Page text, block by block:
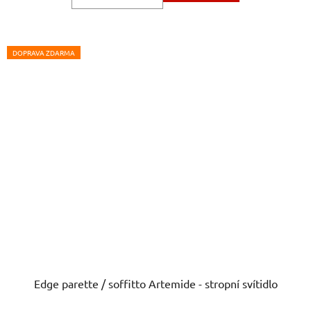
DOPRAVA ZDARMA
Edge parette / soffitto Artemide - stropní svítidlo